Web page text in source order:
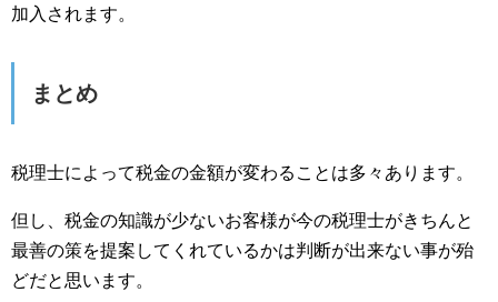
加入されます。
まとめ
税理士によって税金の金額が変わることは多々あります。
但し、税金の知識が少ないお客様が今の税理士がきちんと
最善の策を提案してくれているかは判断が出来ない事が殆
どだと思います。